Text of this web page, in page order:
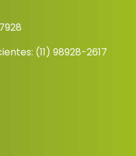
(11) 98928-2617